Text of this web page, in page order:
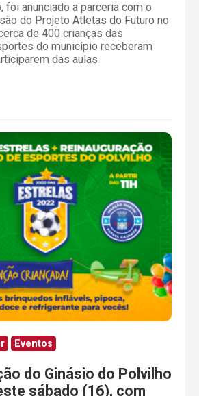
foi anunciado a parceria com o
do Projeto Atletas do Futuro no
de 400 crianças das
do município receberam
das aulas
Eventos
do Ginásio do Polvilho
sábado (16), com